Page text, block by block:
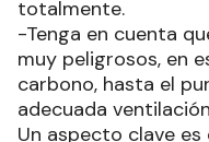
totalmente.
-Tenga en cuenta
muy peligrosos, en
carbono, hasta el
adecuada
Un aspecto clave